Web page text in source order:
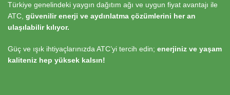
Türkiye genelindeki yaygın dağıtım ağı ve uygun fiyat avantajı ile
ATC, güvenilir enerji ve aydınlatma çözümlerini her an
ulaşılabilir kılıyor.
Güç ve ışık ihtiyaçlarınızda ATC’yi tercih edin; enerjiniz ve yaşam
kaliteniz hep yüksek kalsın!